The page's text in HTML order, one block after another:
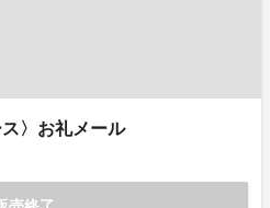
ス〉お礼メール